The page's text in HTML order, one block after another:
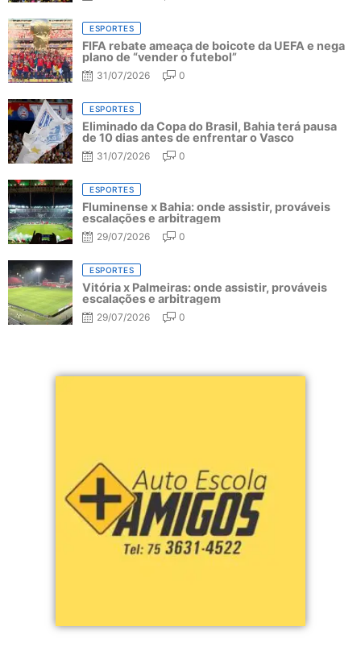
ESPORTES
FIFA rebate ameaça de boicote da UEFA e nega
plano de “vender o futebol”
31/07/2026 0
ESPORTES
Eliminado da Copa do Brasil, Bahia terá pausa
de 10 dias antes de enfrentar o Vasco
31/07/2026 0
ESPORTES
Fluminense x Bahia: onde assistir, prováveis
escalações e arbitragem
29/07/2026 0
ESPORTES
Vitória x Palmeiras: onde assistir, prováveis
escalações e arbitragem
29/07/2026 0